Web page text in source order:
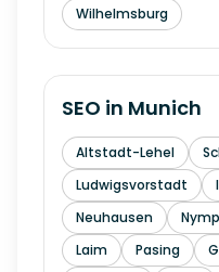
Wilhelmsburg
SEO in Munich
Altstadt-Lehel
Ludwigsvorstadt
Neuhausen
Laim
Pasing